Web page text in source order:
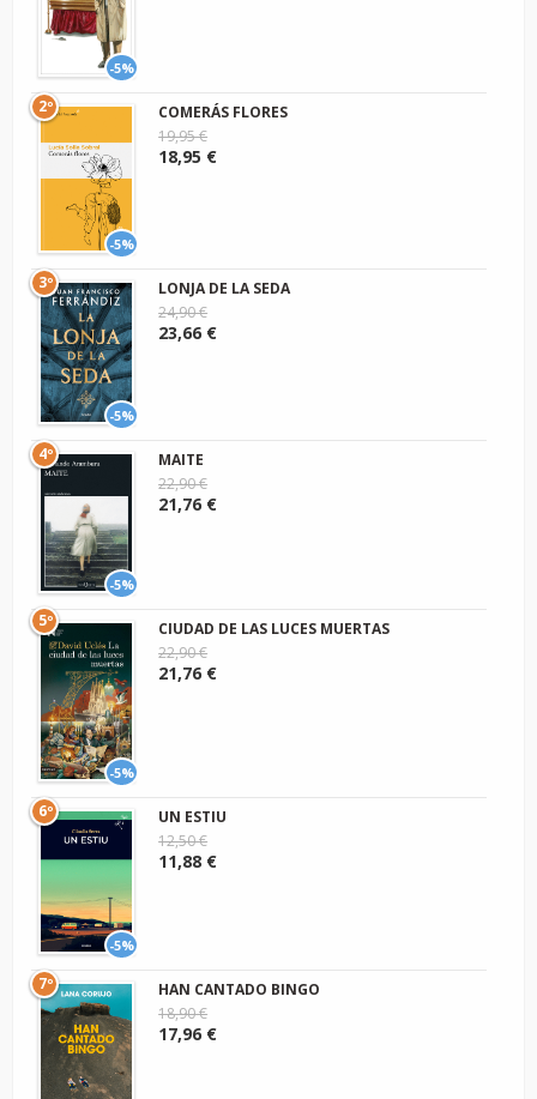
-5%
-5%
2º
COMERÁS FLORES
19,95 €
18,95 €
-5%
3º
LONJA DE LA SEDA
24,90 €
23,66 €
-5%
4º
MAITE
22,90 €
21,76 €
-5%
5º
CIUDAD DE LAS LUCES MUERTAS
22,90 €
21,76 €
-5%
6º
UN ESTIU
12,50 €
11,88 €
7º
HAN CANTADO BINGO
18,90 €
17,96 €